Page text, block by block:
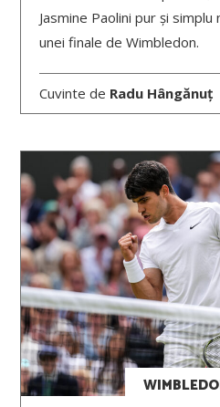
Jasmine Paolini pur și
unei finale de Wimbledon.
Cuvinte de Radu Hângănuț